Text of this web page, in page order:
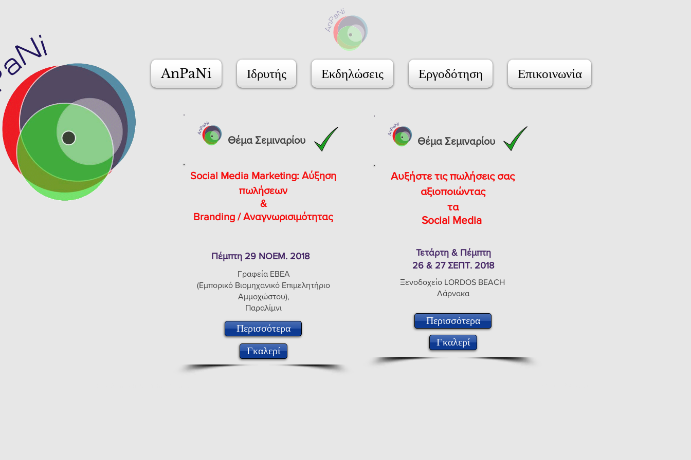
AnPaNi Ιδρυτής Εκδηλώσεις Εργοδότηση Επικοινωνία
Θέμα Σεμιναρίου
Αυξήστε τις πωλήσεις σας
αξιοποιώντας
τα
Social Media
Τετάρτη & Πέμπτη
26 & 27 ΣΕΠΤ. 2018
Ξενοδοχείο LORDOS BEACH
Λάρνακα
Περισσότερα
Γκαλερί
Θέμα Σεμιναρίου
Social Media Marketing: Αύξηση
πωλήσεων
&
Branding / Αναγνωρισιμότητας
Πέμπτη 29 ΝΟΕΜ. 2018
Γραφεία ΕΒΕΑ
(Εμπορικό Βιομηχανικό Επιμελητήριο
Αμμοχώστου),
Παραλίμνι
Περισσότερα
Γκαλερί